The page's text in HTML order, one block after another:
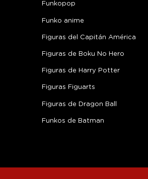
Funkopop
Funko anime
Figuras del Capitán América
Figuras de Boku No Hero
Figuras de Harry Potter
Figuras Figuarts
Figuras de Dragon Ball
Funkos de Batman